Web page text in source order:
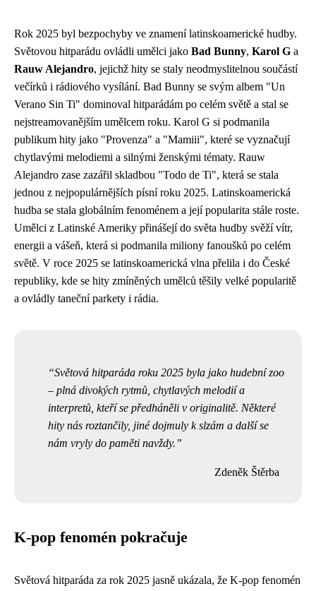
Rok 2025 byl bezpochyby ve znamení latinskoamerické hudby.
Světovou hitparádu ovládli umělci jako Bad Bunny, Karol G a
Rauw Alejandro, jejichž hity se staly neodmyslitelnou součástí
večírků i rádiového vysílání. Bad Bunny se svým albem "Un
Verano Sin Ti" dominoval hitparádám po celém světě a stal se
nejstreamovanějším umělcem roku. Karol G si podmanila
publikum hity jako "Provenza" a "Mamiii", které se vyznačují
chytlavými melodiemi a silnými ženskými tématy. Rauw
Alejandro zase zazářil skladbou "Todo de Ti", která se stala
jednou z nejpopulárnějších písní roku 2025. Latinskoamerická
hudba se stala globálním fenoménem a její popularita stále roste.
Umělci z Latinské Ameriky přinášejí do světa hudby svěží vítr,
energii a vášeň, která si podmanila miliony fanoušků po celém
světě. V roce 2025 se latinskoamerická vlna přelila i do České
republiky, kde se hity zmíněných umělců těšily velké popularitě
a ovládly taneční parkety i rádia.
Světová hitparáda roku 2025 byla jako hudební zoo
– plná divokých rytmů, chytlavých melodií a
interpretů, kteří se předháněli v originalitě. Některé
hity nás roztančily, jiné dojmuly k slzám a další se
nám vryly do paměti navždy.
Zdeněk Štěrba
K-pop fenomén pokračuje
Světová hitparáda za rok 2025 jasně ukázala, že K-pop fenomén